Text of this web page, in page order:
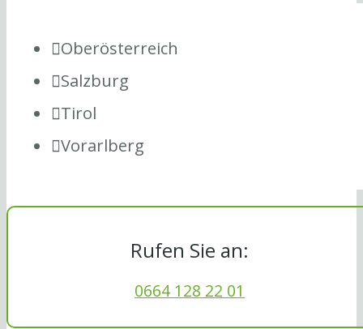
Oberösterreich
Salzburg
Tirol
Vorarlberg
Rufen Sie an:
0664 128 22 01